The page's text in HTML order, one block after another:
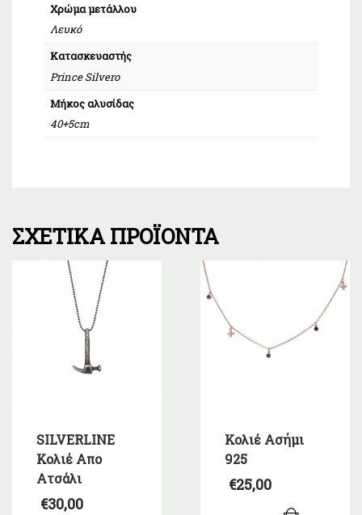
Χρώμα μετάλλου
Λευκό
Κατασκευαστής
Prince Silvero
Μήκος αλυσίδας
40+5cm
ΣΧΕΤΙΚΆ ΠΡΟΪΌΝΤΑ
SILVERLINE
Κολιέ Απο
Ατσάλι
€30,00
Κολιέ Ασήμι
925
€25,00